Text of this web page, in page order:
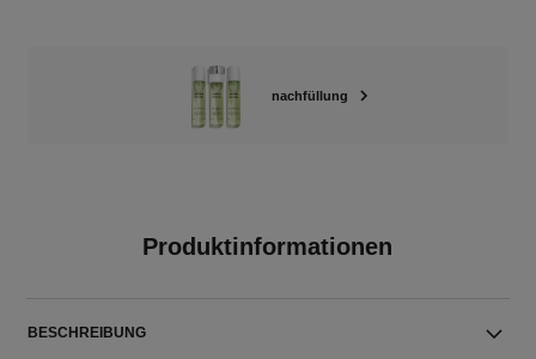
nachfüllung
Produktinformationen
BESCHREIBUNG